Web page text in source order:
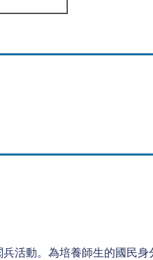
活動。為培養師生的國民身